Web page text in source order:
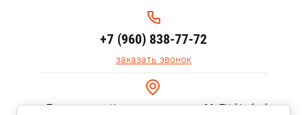
+7 (960) 838-77-72
заказать звонок
г.Тольятти, ул. Коммунальная, дом 30, ТЦ "Арбуз"